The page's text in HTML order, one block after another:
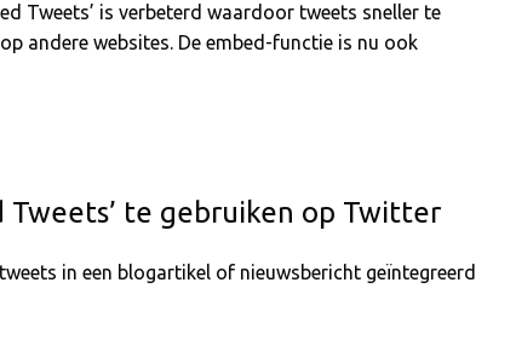
Tweets’ is verbeterd waardoor tweets sneller te
andere websites. De embed-functie is nu ook
Tweets’ te gebruiken op Twitter
in een blogartikel of nieuwsbericht geïntegreerd